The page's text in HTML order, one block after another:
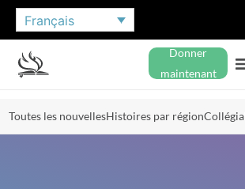
Français
Donner
maintenant
Toutes les nouvellesHistoires par région